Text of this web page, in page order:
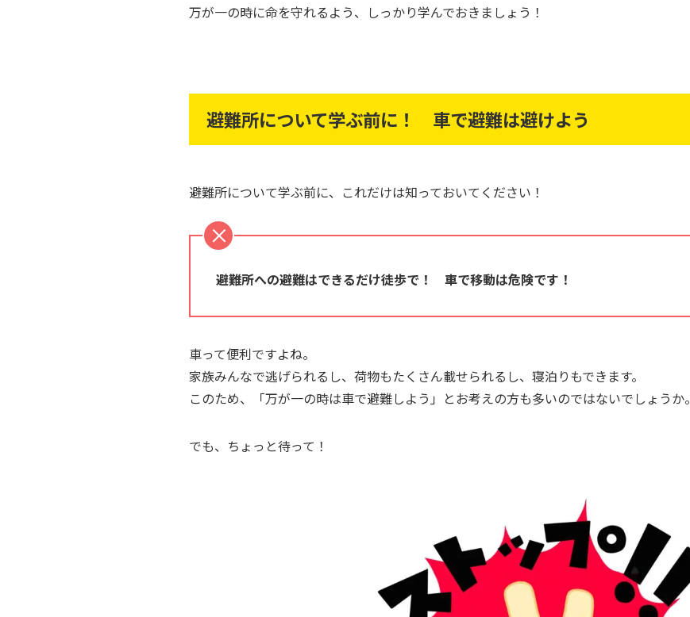
万が一の時に命を守れるよう、しっかり学んでおきましょう！
避難所について学ぶ前に！ 車で避難は避けよう
避難所について学ぶ前に、これだけは知っておいてください！
避難所への避難はできるだけ徒歩で！ 車で移動は危険です！
車って便利ですよね。
家族みんなで逃げられるし、荷物もたくさん載せられるし、寝泊りもできます。
このため、「万が一の時は車で避難しよう」とお考えの方も多いのではないでしょうか。
でも、ちょっと待って！